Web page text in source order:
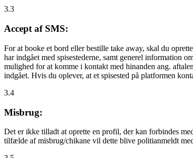
3.3
Accept af SMS:
For at booke et bord eller bestille take away, skal du
har indgået med spisestederne, samt generel information
mulighed for at komme i kontakt med hinanden ang.
indgået. Hvis du oplever, at et spisested på platformen
3.4
Misbrug:
Det er ikke tilladt at oprette en profil, der kan forbindes
tilfælde af misbrug/chikane vil dette blive politianmeldt